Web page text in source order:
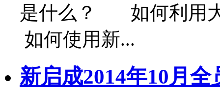
是什么？ 如何利用
如何使用新...
新启成2014年10月全